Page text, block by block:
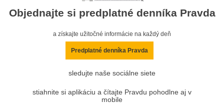
Objednajte si predplatné denníka Pravda
a získajte užitočné informácie na každý deň
Predplatné denníka Pravda
sledujte naše sociálne siete
stiahnite si aplikáciu a čítajte Pravdu pohodlne aj v
mobile